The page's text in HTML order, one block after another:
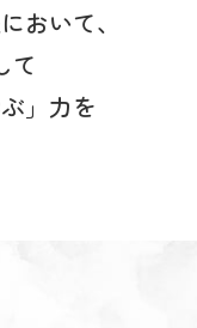
利用について
シャルサイト
おいて、
て
」力を